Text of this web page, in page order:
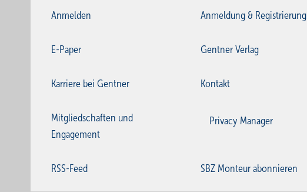
Anmelden Anmeldung & Registrierung
E-Paper Gentner Verlag
Karriere bei Gentner Kontakt
Mitgliedschaften und
Engagement
Privacy Manager
RSS-Feed SBZ Monteur abonnieren